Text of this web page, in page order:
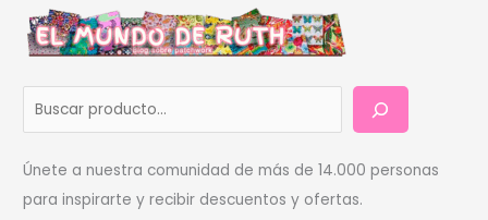
u
s
Únete a nuestra comunidad de más de 14.000 personas
para inspirarte y recibir descuentos y ofertas.